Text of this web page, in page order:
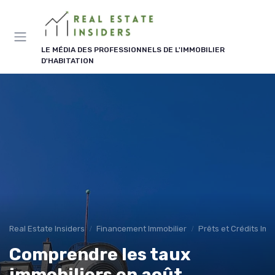
LE MÉDIA DES PROFESSIONNELS DE L'IMMOBILIER
D'HABITATION
Real Estate Insiders Financement Immobilier Prêts et Crédits
Comprendre les taux